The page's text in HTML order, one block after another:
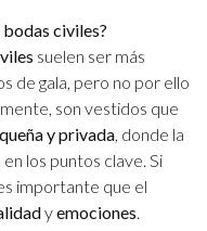
civiles?
suelen ser más
de gala, pero no por ello
son vestidos que
y privada, donde la
los puntos clave. Si
importante que el
yemociones.